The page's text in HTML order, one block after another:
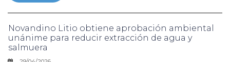
Novandino Litio obtiene aprobación ambiental
unánime para reducir extracción de agua y
salmuera